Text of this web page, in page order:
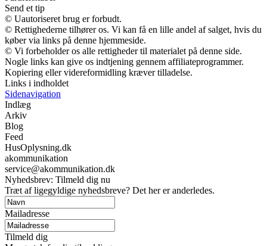
Send et tip
© Uautoriseret brug er forbudt.
© Rettighederne tilhører os. Vi kan få en lille andel af salget, hvis du
køber via links på denne hjemmeside.
© Vi forbeholder os alle rettigheder til materialet på denne side.
Nogle links kan give os indtjening gennem affiliateprogrammer.
Kopiering eller videreformidling kræver tilladelse.
Links i indholdet
Sidenavigation
Indlæg
Arkiv
Blog
Feed
HusOplysning.dk
akommunikation
service@akommunikation.dk
Nyhedsbrev: Tilmeld dig nu
Træt af ligegyldige nyhedsbreve? Det her er anderledes.
Mailadresse
Tilmeld dig